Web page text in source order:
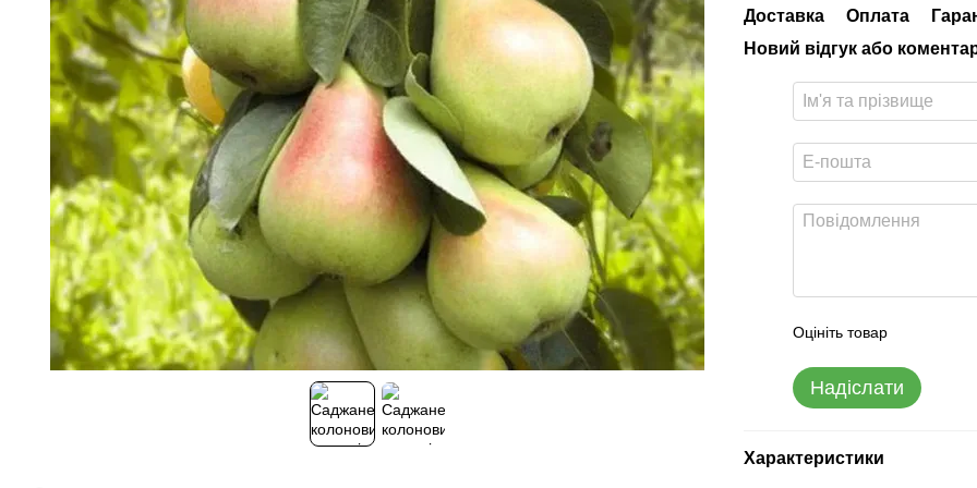
Доставка Оплата
Новий відгук або
Оцініть товар
Надіслати
Характеристики